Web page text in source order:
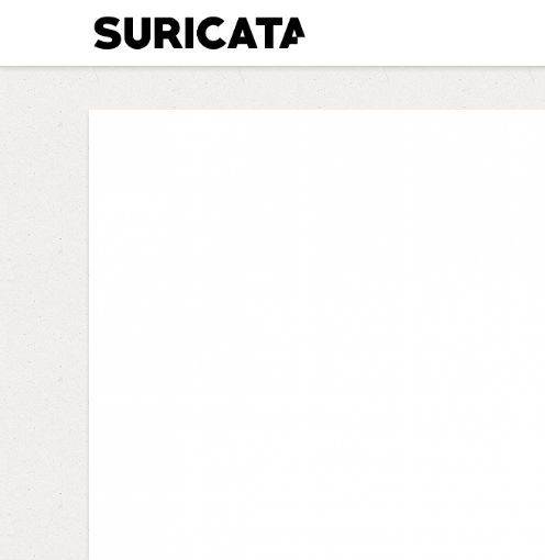
Suricata